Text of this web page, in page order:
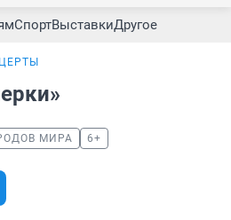
СпортВыставкиДругое
МИРА 6+